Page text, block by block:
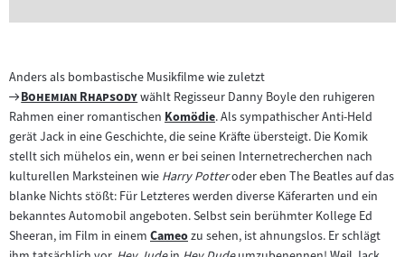
Anders als bombastische Musikfilme wie zuletzt
Zum
Filmarchiv:
"
Bohemian Rhapsody"wählt Regisseur Danny Boyle den ruhigeren
Rahmen einer romantischen Zum
Inhalt:
Komödie. Als sympathischer Anti-Held
gerät Jack in eine Geschichte, die seine Kräfte übersteigt. Die Komik
stellt sich mühelos ein, wenn er bei seinen Internetrecherchen nach
kulturellen Marksteinen wie Harry Potteroder eben The Beatles auf das
blanke Nichts stößt: Für Letzteres werden diverse Käferarten und ein
bekanntes Automobil angeboten. Selbst sein berühmter Kollege Ed
Sheeran, im Film in einem Zum
Cameozu sehen, ist ahnungslos. Er schlägt